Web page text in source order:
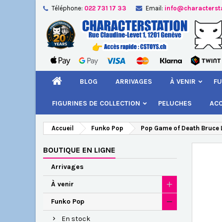
Téléphone: 022 731 17 33 Email:
BLOG ARRIVAGES À VENIR
FIGURINES DE COLLECTION PELUCHES
Accueil Funko Pop Pop Game of Death Bruce
BOUTIQUE EN LIGNE
Arrivages
À venir
Funko Pop
En stock